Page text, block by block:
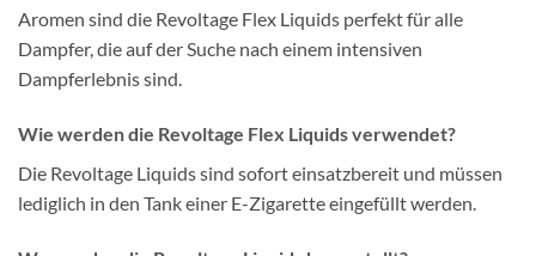
Aromen sind die Revoltage Flex Liquids perfekt für alle
Dampfer, die auf der Suche nach einem intensiven
Dampferlebnis sind.
Wie werden die Revoltage Flex Liquids verwendet?
Die Revoltage Liquids sind sofort einsatzbereit und müssen
lediglich in den Tank einer E-Zigarette eingefüllt werden.